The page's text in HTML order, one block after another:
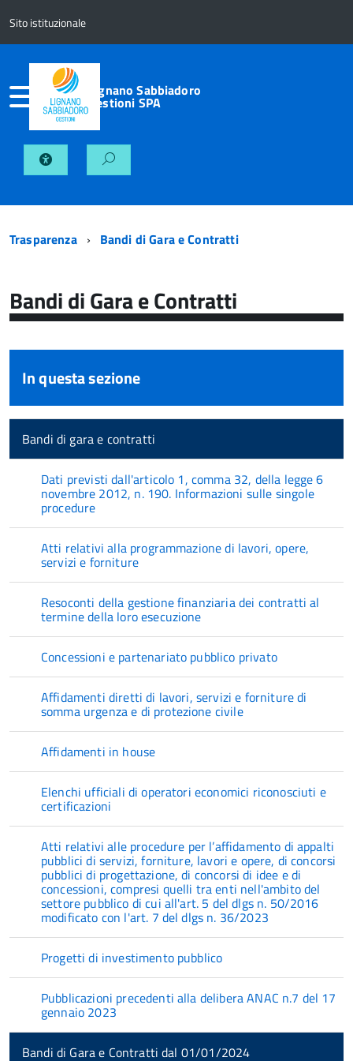
Sito istituzionale
Lignano Sabbiadoro
Gestioni SPA
Trasparenza Bandi di Gara e Contratti
Bandi di Gara e Contratti
In questa sezione
Bandi di gara e contratti
Dati previsti dall'articolo 1, comma 32, della legge 6
novembre 2012, n. 190. Informazioni sulle singole
procedure
Atti relativi alla programmazione di lavori, opere,
servizi e forniture
Resoconti della gestione finanziaria dei contratti al
termine della loro esecuzione
Concessioni e partenariato pubblico privato
Affidamenti diretti di lavori, servizi e forniture di
somma urgenza e di protezione civile
Affidamenti in house
Elenchi ufficiali di operatori economici riconosciuti e
certificazioni
Atti relativi alle procedure per l’affidamento di appalti
pubblici di servizi, forniture, lavori e opere, di concorsi
pubblici di progettazione, di concorsi di idee e di
concessioni, compresi quelli tra enti nell'ambito del
settore pubblico di cui all'art. 5 del dlgs n. 50/2016
modificato con l'art. 7 del dlgs n. 36/2023
Progetti di investimento pubblico
Pubblicazioni precedenti alla delibera ANAC n.7 del 17
gennaio 2023
Bandi di Gara e Contratti dal 01/01/2024